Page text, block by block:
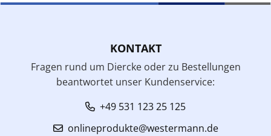
KONTAKT
Fragen rund um Diercke oder zu Bestellungen
beantwortet unser Kundenservice:
+49 531 123 25 125
onlineprodukte@westermann.de